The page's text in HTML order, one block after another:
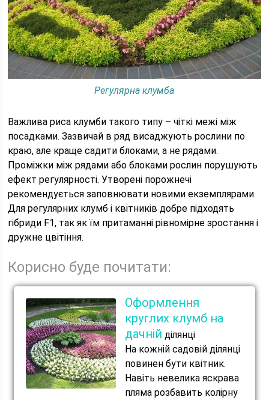
Регулярна клумба
Важлива риса клумби такого типу – чіткі межі між
посадками. Зазвичай в ряд висаджують рослини по
краю, але краще садити блоками, а не рядами.
Проміжки між рядами або блоками рослин порушують
ефект регулярності. Утворені порожнечі
рекомендується заповнювати новими екземплярами.
Для регулярних клумб і квітників добре підходять
гібриди F1, так як їм притаманні рівномірне зростання і
дружне цвітіння.
Корисно буде почитати:
Оформлення
круглих клумб на
дачній ділянці
На кожній садовій ділянці
повинен бути квітник.
Навіть невелика яскрава
пляма розбавить колірну